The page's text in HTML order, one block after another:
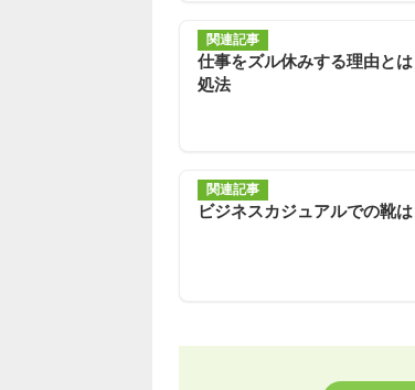
関連記事
仕事をズル休みする理由と
処法
関連記事
ビジネスカジュアルでの靴